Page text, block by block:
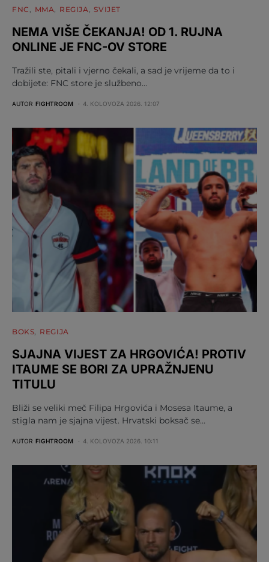
FNC MMA REGIJA SVIJET
NEMA VIŠE ČEKANJA! OD 1. RUJNA
ONLINE JE FNC-OV STORE
Tražili ste, pitali i vjerno čekali, a sad je vrijeme da to i
dobijete: FNC store je službeno…
AUTOR FIGHTROOM 4. KOLOVOZA 2026. 12:07
BOKS REGIJA
SJAJNA VIJEST ZA HRGOVIĆA! PROTIV
ITAUME SE BORI ZA UPRAŽNJENU
TITULU
Bliži se veliki meč Filipa Hrgovića i Mosesa Itaume, a
stigla nam je sjajna vijest. Hrvatski boksač se…
AUTOR FIGHTROOM 4. KOLOVOZA 2026. 10:11